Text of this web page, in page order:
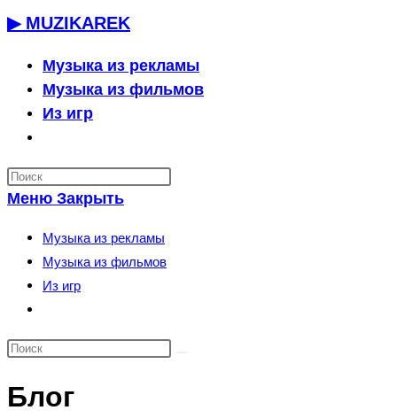
Перейти
содержимому
▶ MUZIKAREK
Музыка из рекламы
Музыка из фильмов
Из игр
по
веб-
сайту
Меню Закрыть
Музыка из рекламы
Музыка из фильмов
Из игр
по
сайту
Блог